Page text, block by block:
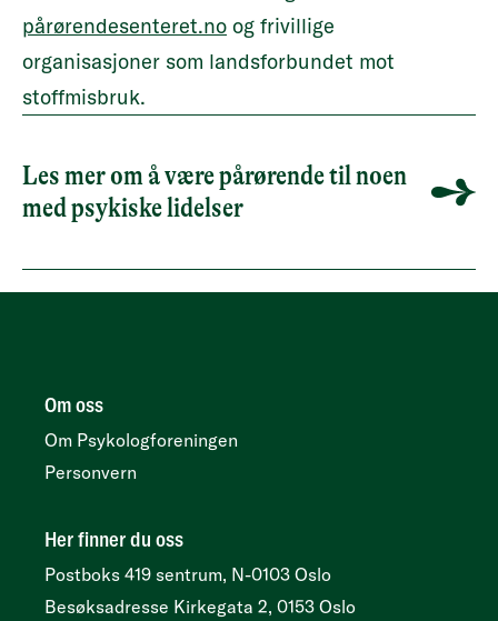
pårørendesenteret.no og frivillige
organisasjoner som landsforbundet mot
stoffmisbruk.
Les mer om å være pårørende til noen
med psykiske lidelser
Om oss
Om Psykologforeningen
Personvern
Her finner du oss
Postboks 419 sentrum, N-0103 Oslo
Besøksadresse Kirkegata 2, 0153 Oslo